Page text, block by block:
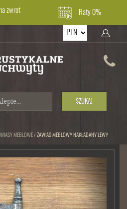
zwrot Raty 0%
SZUKAJ
MEBLOWE/ ZAWIAS MEBLOWY NAKŁADANY LEWY